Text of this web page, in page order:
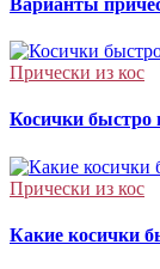
Варианты
Прически из кос
Косички быстро
Прически из кос
Какие косички